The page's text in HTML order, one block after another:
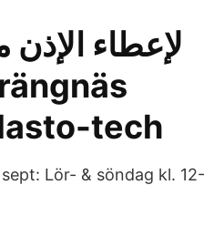
لإعطاء
tech
Lör- & söndag kl. 12-